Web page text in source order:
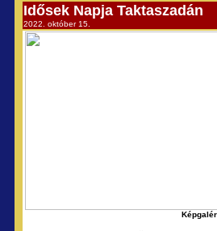
Idősek Napja Taktaszadán
2022. október 15.